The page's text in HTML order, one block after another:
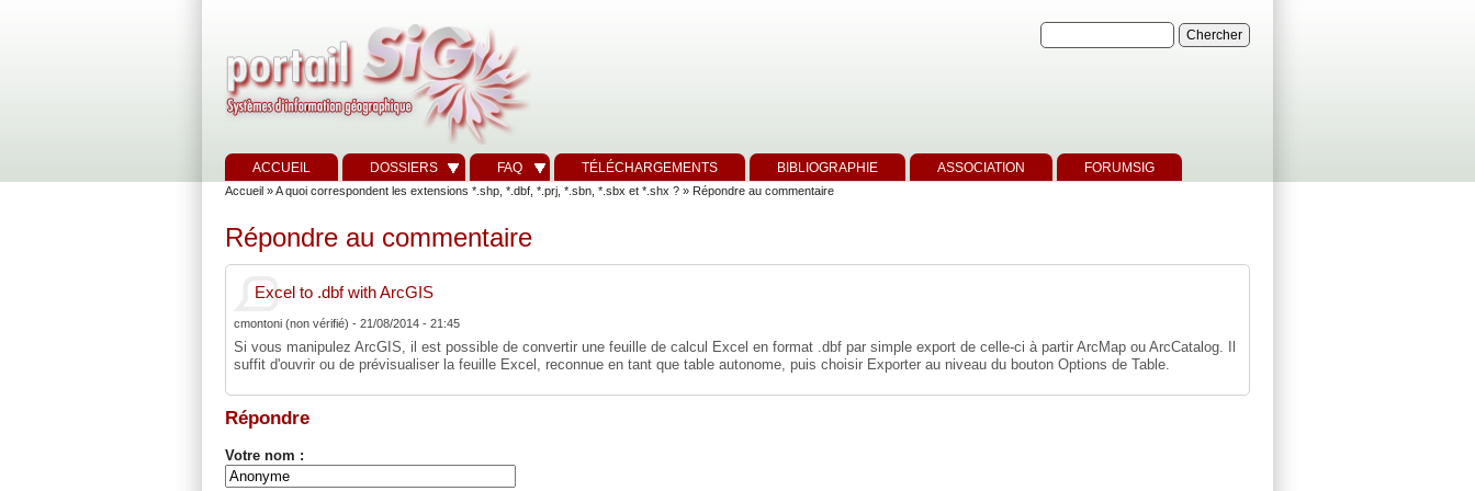
ACCUEIL DOSSIERS FAQ TÉLÉCHARGEMENTS BIBLIOGRAPHIE ASSOCIATION FORUMSIG
Accueil »A quoi correspondent les extensions *.shp, *.dbf, *.prj, *.sbn, *.sbx et *.shx ? » Répondre au commentaire
Répondre au commentaire
Excel to .dbf with ArcGIS
cmontoni (non vérifié) - 21/08/2014 - 21:45
Si vous manipulez ArcGIS, il est possible de convertir une feuille de calcul Excel en format .dbf par simple export de celle-ci à partir ArcMap ou ArcCatalog. Il
suffit d'ouvrir ou de prévisualiser la feuille Excel, reconnue en tant que table autonome, puis choisir Exporter au niveau du bouton Options de Table.
Répondre
Votre nom :